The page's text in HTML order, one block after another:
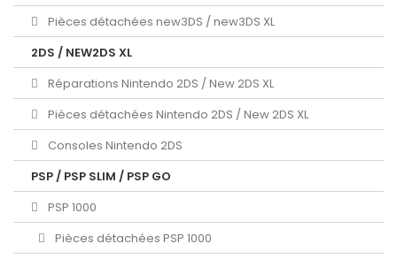
Pièces détachées new3DS / new3DS XL
2DS / NEW2DS XL
Réparations Nintendo 2DS / New 2DS XL
Pièces détachées Nintendo 2DS / New 2DS XL
Consoles Nintendo 2DS
PSP / PSP SLIM / PSP GO
PSP 1000
Pièces détachées PSP 1000